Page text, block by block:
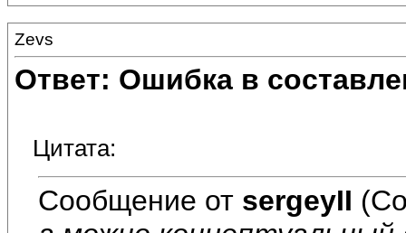
Zevs
Ответ: Ошибка в
Цитата:
Сообщение от sergeyII